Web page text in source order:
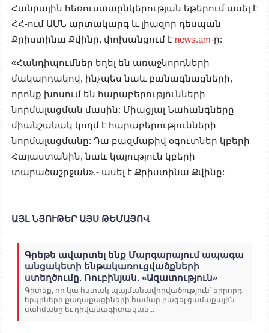
Հանրային հեռուստաընկերության եթերում ասել է
ՀՀ-ում ԱՄՆ արտակարգ և լիազոր դեսպան
Քրիստինա Քվինը, փոխանցում է news.am-ը:
«Հանդիպումներ եղել են առաջնորդների
մակարդակով, ինչպես նաև բանագնացների,
որոնք խոսում են հարաբերությունների
նորմալացման մասին: Միացյալ Նահանգները
միանշանակ կողմ է հարաբերությունների
նորմալացմանը: Դա բազմաթիվ օգուտներ կբերի
Հայաստանին, նաև կայություն կբերի
տարածաշրջան»,- ասել է Քրիստինա Քվինը:
ԱՅԼ ՆՅՈՒԹԵՐ ԱՅՍ ԹԵՄԱՅՈՎ
Գրեթե ավարտել ենք Մարգարայում ապագա
անցակետի ենթակառուցվածքների
ստեղծումը. Ռուբինյան. «Ազատություն»
Գիտեք, որ կա հստակ պայմանավորվածություն՝ երրորդ
երկրների քաղաքացիների համար բացել ցամաքային
սահմանը եւ դիվանագիտական...